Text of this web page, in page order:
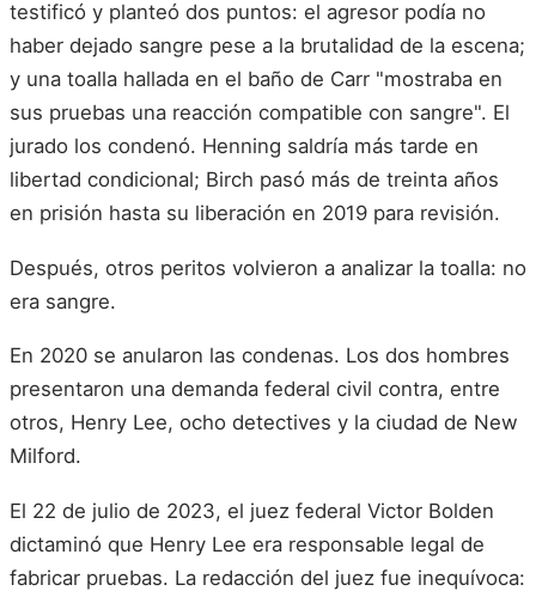
testificó y planteó dos puntos: el agresor podía no
haber dejado sangre pese a la brutalidad de la escena;
y una toalla hallada en el baño de Carr "mostraba en
sus pruebas una reacción compatible con sangre". El
jurado los condenó. Henning saldría más tarde en
libertad condicional; Birch pasó más de treinta años
en prisión hasta su liberación en 2019 para revisión.
Después, otros peritos volvieron a analizar la toalla: no
era sangre.
En 2020 se anularon las condenas. Los dos hombres
presentaron una demanda federal civil contra, entre
otros, Henry Lee, ocho detectives y la ciudad de New
Milford.
El 22 de julio de 2023, el juez federal Victor Bolden
dictaminó que Henry Lee era responsable legal de
fabricar pruebas. La redacción del juez fue inequívoca: